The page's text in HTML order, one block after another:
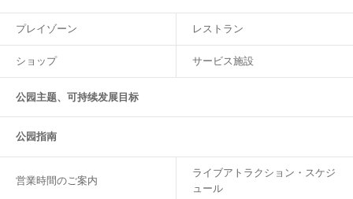
プレイゾーン レストラン
ショップ サービス施設
公园主题、可持续发展目标
公园指南
営業時間のご案内
ライブアトラクション・スケジ
ュール